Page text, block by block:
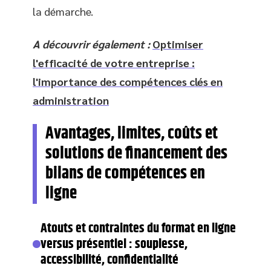
la démarche.
A découvrir également : Optimiser
l'efficacité de votre entreprise :
l'importance des compétences clés en
administration
Avantages, limites, coûts et
solutions de financement des
bilans de compétences en
ligne
Atouts et contraintes du format en ligne
versus présentiel : souplesse,
accessibilité, confidentialité